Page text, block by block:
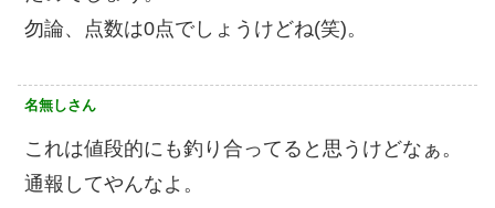
勿論、点数は0点でしょうけどね(笑)。
名無しさん
これは値段的にも釣り合ってると思うけどなぁ。
通報してやんなよ。